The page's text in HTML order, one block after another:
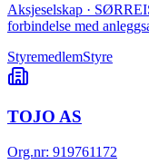
Aksjeselskap ·
forbindelse med
StyremedlemStyre
TOJO AS
Org.nr: 919761172